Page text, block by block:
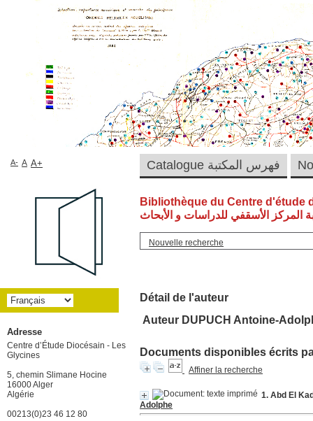
Bibliothèque du Centre d'étude
المركز الأسقفي للدراسات و الأبحاث
Nouvelle recherche
Détail de l'auteur
Auteur DUPUCH Antoine-
Documents disponibles écrits
Affiner la recherche
1. Abd El
Adolphe
Catalogue فهرس المكتبة A- A A+
Adresse
Centre d’Étude Diocésain - Les
Glycines
5, chemin Slimane Hocine
16000 Alger
Algérie
00213(0)23 46 12 80